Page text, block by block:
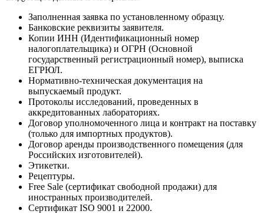
Заполненная заявка по установленному образцу.
Банковские реквизиты заявителя.
Копии ИНН (Идентификационный номер
налогоплательщика) и ОГРН (Основной
государственный регистрационный номер), выписка
ЕГРЮЛ.
Нормативно-техническая документация на
выпускаемый продукт.
Протоколы исследований, проведенных в
аккредитованных лабораториях.
Договор уполномоченного лица и контракт на поставку
(только для импортных продуктов).
Договор аренды производственного помещения (для
Российских изготовителей).
Этикетки.
Рецептуры.
Free Sale (сертификат свободной продажи) для
иностранных производителей.
Сертификат ISO 9001 и 22000.